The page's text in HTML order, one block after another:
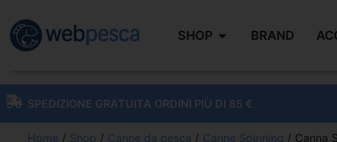
SHOP BRAND
SPEDIZIONE GRATUITA ORDINI PIÙ DI 85 €
Home / Shop / Canne da pesca / Canne Spinning / Canna